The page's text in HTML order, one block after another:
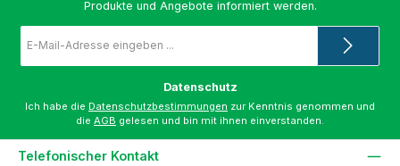
Produkte und Angebote informiert werden.
Mail-
*
Datenschutz
Ich habe die Datenschutzbestimmungen zur Kenntnis genommen und
die AGB gelesen und bin mit ihnen einverstanden.
Telefonischer Kontakt